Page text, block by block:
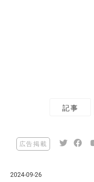
記事
広告掲載
2024-09-26